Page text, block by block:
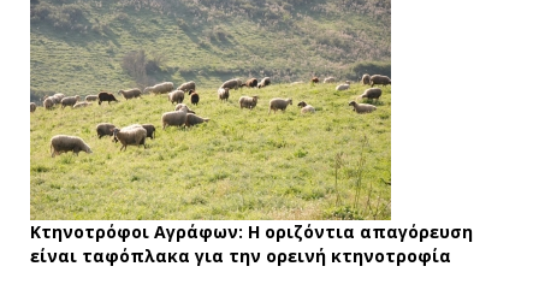
Κτηνοτρόφοι Αγράφων: Η οριζόντια απαγόρευση
είναι ταφόπλακα για την ορεινή κτηνοτροφία